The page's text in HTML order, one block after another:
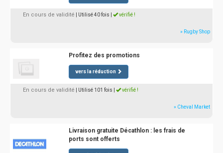
En cours de validité | Utilisé 40 fois vérifié !
» Rugby Shop
Profitez des promotions
vers la réduction
En cours de validité | Utilisé 101 fois vérifié !
» Cheval Market
Livraison gratuite Décathlon : les frais de
ports sont offerts